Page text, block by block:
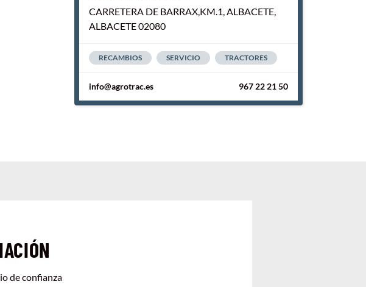
CARRETERA DE BARRAX,KM.1, ALBACETE,
ALBACETE 02080
RECAMBIOS SERVICIO TRACTORES
info@agrotrac.es 967 22 21 50
de confianza